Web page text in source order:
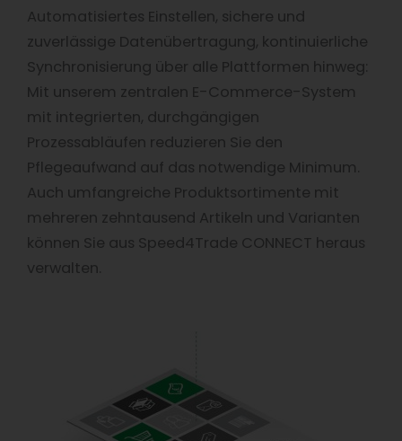
Automatisiertes Einstellen, sichere und
zuverlässige Datenübertragung, kontinuierliche
Synchronisierung über alle Plattformen hinweg:
Mit unserem zentralen E-Commerce-System
mit integrierten, durchgängigen
Prozessabläufen reduzieren Sie den
Pflegeaufwand auf das notwendige Minimum.
Auch umfangreiche Produktsortimente mit
mehreren zehntausend Artikeln und Varianten
können Sie aus Speed4Trade CONNECT heraus
verwalten.